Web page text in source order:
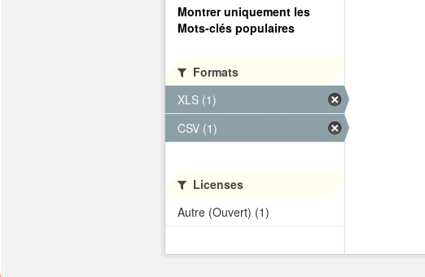
Montrer uniquement les
Mots-clés populaires
Formats
XLS (1)
CSV (1)
Licenses
Autre (Ouvert) (1)